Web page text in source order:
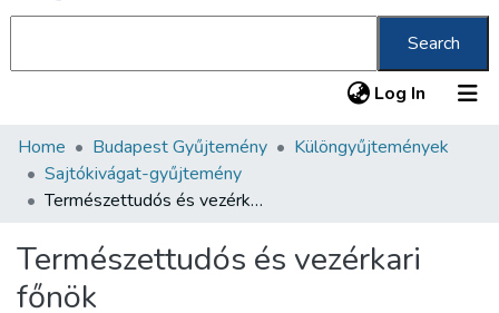
Search
Log In (current)
Communities & Collections
All of DSpace
About us
Home Budapest Gyűjtemény
Különgyűjtemények
Sajtókivágat-gyűjtemény
Természettudós és vezérkari főnök
Természettudós és vezérkari
főnök